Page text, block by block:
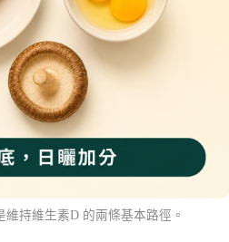
持維生素D 的兩條基本路徑。